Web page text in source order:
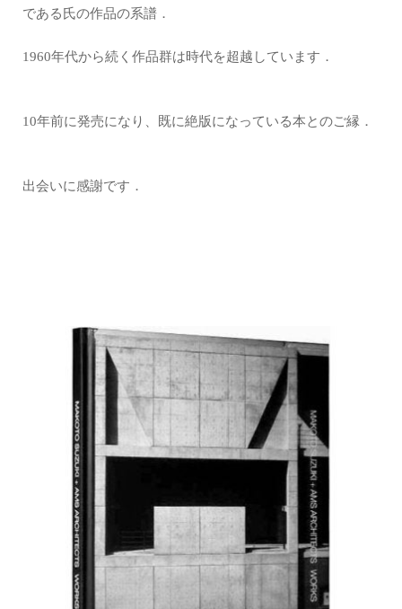
である氏の作品の系譜．
1960年代から続く作品群は時代を超越しています．
10年前に発売になり、既に絶版になっている本とのご縁．
出会いに感謝です．